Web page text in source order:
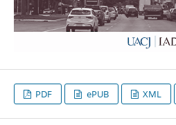
PDF ePUB XML